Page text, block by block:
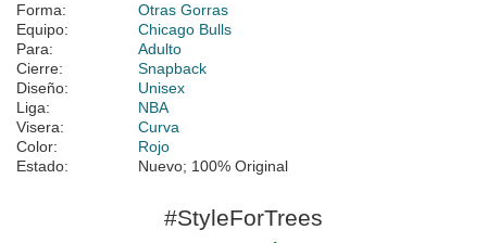
Forma:
Otras Gorras
Equipo:
Chicago Bulls
Para:
Adulto
Cierre:
Snapback
Diseño:
Unisex
Liga:
NBA
Visera:
Curva
Color:
Rojo
Estado:
Nuevo; 100% Original
#StyleForTrees